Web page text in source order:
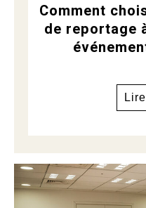
Comment
de reportage